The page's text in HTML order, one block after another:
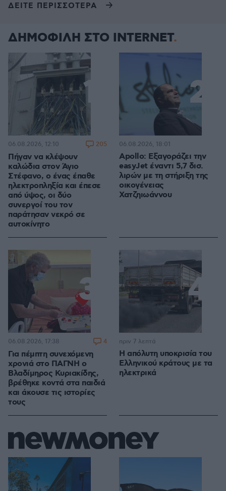
ΔΕΙΤΕ ΠΕΡΙΣΣΟΤΕΡΑ
ΔΗΜΟΦΙΛΗ ΣΤΟ INTERNET
Πήγαν να κλέψουν
καλώδια στον Άγιο
Στέφανο, ο ένας έπαθε
ηλεκτροπληξία και έπεσε
από ύψος, οι δύο
συνεργοί του τον
παράτησαν νεκρό σε
αυτοκίνητο
06.08.2026, 12:10 205
Apollo: Εξαγοράζει την
easyJet έναντι 5,7 δισ.
λιρών με τη στήριξη της
οικογένειας
Χατζηιωάννου
06.08.2026, 18:01
Για πέμπτη συνεχόμενη
χρονιά στο ΠΑΓΝΗ ο
Βλαδίμηρος Κυριακίδης,
βρέθηκε κοντά στα παιδιά
και άκουσε τις ιστορίες
τους
06.08.2026, 17:38 4
Η απόλυτη υποκρισία του
Ελληνικού κράτους με τα
ηλεκτρικά
πριν 7 λεπτά